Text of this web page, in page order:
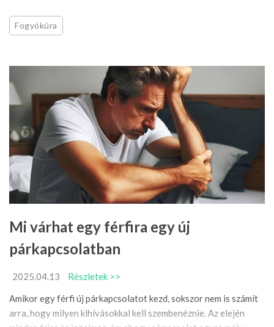
Fogyókúra
Mi várhat egy férfira egy új
párkapcsolatban
2025.04.13
Részletek >>
Amikor egy férfi új párkapcsolatot kezd, sokszor nem is számít
arra, hogy milyen kihívásokkal kell szembenéznie. Az elején